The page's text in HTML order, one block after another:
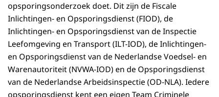
opsporingsonderzoek doet. Dit zijn de Fiscale
Inlichtingen- en Opsporingsdienst (FIOD), de
Inlichtingen- en Opsporingsdienst van de Inspectie
Leefomgeving en Transport (ILT-IOD), de Inlichtingen-
en Opsporingsdienst van de Nederlandse Voedsel- en
Warenautoriteit (NVWA-IOD) en de Opsporingsdienst
van de Nederlandse Arbeidsinspectie (OD-NLA). Iedere
opsporingsdienst kent een eigen Team Criminele